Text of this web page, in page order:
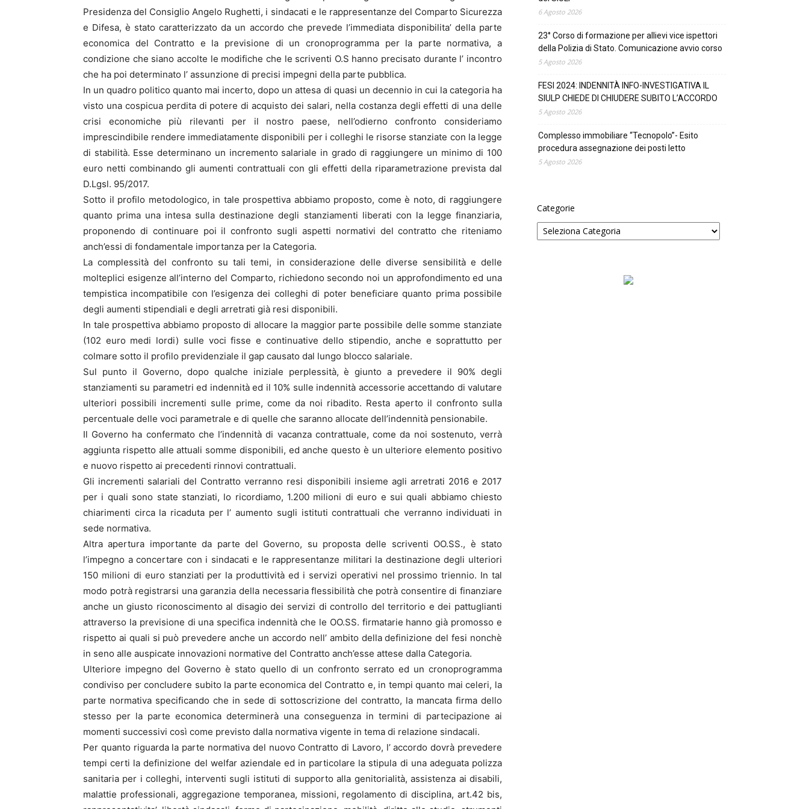
Presidenza del Consiglio Angelo Rughetti, i sindacati e le rappresentanze del Comparto Sicurezza
e Difesa, è stato caratterizzato da un accordo che prevede l’immediata disponibilita’ della parte
economica del Contratto e la previsione di un cronoprogramma per la parte normativa, a
condizione che siano accolte le modifiche che le scriventi O.S hanno precisato durante l’ incontro
che ha poi determinato l’ assunzione di precisi impegni della parte pubblica.
In un quadro politico quanto mai incerto, dopo un attesa di quasi un decennio in cui la categoria ha
visto una cospicua perdita di potere di acquisto dei salari, nella costanza degli effetti di una delle
crisi economiche più rilevanti per il nostro paese, nell’odierno confronto consideriamo
imprescindibile rendere immediatamente disponibili per i colleghi le risorse stanziate con la legge
di stabilità. Esse determinano un incremento salariale in grado di raggiungere un minimo di 100
euro netti combinando gli aumenti contrattuali con gli effetti della riparametrazione prevista dal
D.Lgsl. 95/2017.
Sotto il profilo metodologico, in tale prospettiva abbiamo proposto, come è noto, di raggiungere
quanto prima una intesa sulla destinazione degli stanziamenti liberati con la legge finanziaria,
proponendo di continuare poi il confronto sugli aspetti normativi del contratto che riteniamo
anch’essi di fondamentale importanza per la Categoria.
La complessità del confronto su tali temi, in considerazione delle diverse sensibilità e delle
molteplici esigenze all’interno del Comparto, richiedono secondo noi un approfondimento ed una
tempistica incompatibile con l’esigenza dei colleghi di poter beneficiare quanto prima possibile
degli aumenti stipendiali e degli arretrati già resi disponibili.
In tale prospettiva abbiamo proposto di allocare la maggior parte possibile delle somme stanziate
(102 euro medi lordi) sulle voci fisse e continuative dello stipendio, anche e soprattutto per
colmare sotto il profilo previdenziale il gap causato dal lungo blocco salariale.
Sul punto il Governo, dopo qualche iniziale perplessità, è giunto a prevedere il 90% degli
stanziamenti su parametri ed indennità ed il 10% sulle indennità accessorie accettando di valutare
ulteriori possibili incrementi sulle prime, come da noi ribadito. Resta aperto il confronto sulla
percentuale delle voci parametrale e di quelle che saranno allocate dell’indennità pensionabile.
Il Governo ha confermato che l’indennità di vacanza contrattuale, come da noi sostenuto, verrà
aggiunta rispetto alle attuali somme disponibili, ed anche questo è un ulteriore elemento positivo
e nuovo rispetto ai precedenti rinnovi contrattuali.
Gli incrementi salariali del Contratto verranno resi disponibili insieme agli arretrati 2016 e 2017
per i quali sono state stanziati, lo ricordiamo, 1.200 milioni di euro e sui quali abbiamo chiesto
chiarimenti circa la ricaduta per l’ aumento sugli istituti contrattuali che verranno individuati in
sede normativa.
Altra apertura importante da parte del Governo, su proposta delle scriventi OO.SS., è stato
l’impegno a concertare con i sindacati e le rappresentanze militari la destinazione degli ulteriori
150 milioni di euro stanziati per la produttività ed i servizi operativi nel prossimo triennio. In tal
modo potrà registrarsi una garanzia della necessaria flessibilità che potrà consentire di finanziare
anche un giusto riconoscimento al disagio dei servizi di controllo del territorio e dei pattuglianti
attraverso la previsione di una specifica indennità che le OO.SS. firmatarie hanno già promosso e
rispetto ai quali si può prevedere anche un accordo nell’ ambito della definizione del fesi nonchè
in seno alle auspicate innovazioni normative del Contratto anch’esse attese dalla Categoria.
Ulteriore impegno del Governo è stato quello di un confronto serrato ed un cronoprogramma
condiviso per concludere subito la parte economica del Contratto e, in tempi quanto mai celeri, la
parte normativa specificando che in sede di sottoscrizione del contratto, la mancata firma dello
stesso per la parte economica determinerà una conseguenza in termini di partecipazione ai
momenti successivi così come previsto dalla normativa vigente in tema di relazione sindacali.
Per quanto riguarda la parte normativa del nuovo Contratto di Lavoro, l’ accordo dovrà prevedere
tempi certi la definizione del welfar aziendale ed in particolare la stipula di una adeguata polizza
sanitaria per i colleghi, interventi sugli istituti di supporto alla genitorialità, assistenza ai disabili,
malattie professionali, aggregazione temporanea, missioni, regolamento di disciplina, art.42 bis,
6 Agosto 2026
23° Corso di formazione per allievi vice ispettori
della Polizia di Stato. Comunicazione avvio corso
5 Agosto 2026
FESI 2024: INDENNITÀ INFO-INVESTIGATIVA IL
SIULP CHIEDE DI CHIUDERE SUBITO L’ACCORDO
5 Agosto 2026
Complesso immobiliare “Tecnopolo”- Esito
procedura assegnazione dei posti letto
5 Agosto 2026
Categorie